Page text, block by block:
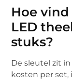
Hoe
LED
stuks?
De sleutel zit
kosten per set,